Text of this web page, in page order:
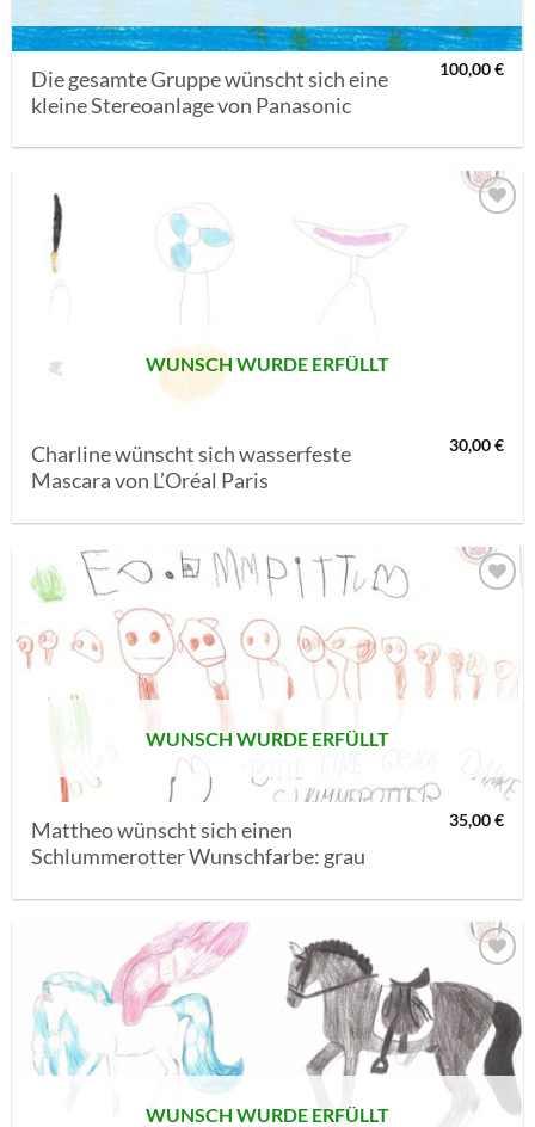
Die gesamte Gruppe wünscht sich eine
kleine Stereoanlage von Panasonic
100,00€
WUNSCH WURDE ERFÜLLT
Charline wünscht sich wasserfeste
Mascara von L’Oréal Paris
30,00€
SETZEN
WUNSCH WURDE ERFÜLLT
Mattheo wünscht sich einen
Schlummerotter Wunschfarbe: grau
35,00€
AUF MEINE
MERKLISTE
SETZEN
WUNSCH WURDE ERFÜLLT